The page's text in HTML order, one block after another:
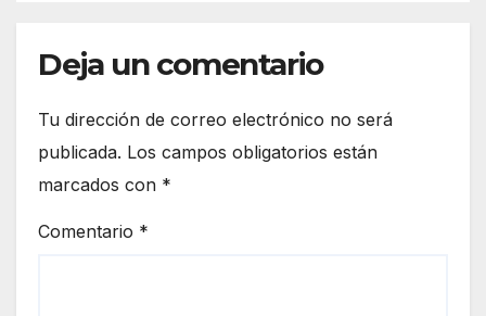
Deja un comentario
Tu dirección de correo electrónico no será
publicada. Los campos obligatorios están
marcados con *
Comentario *